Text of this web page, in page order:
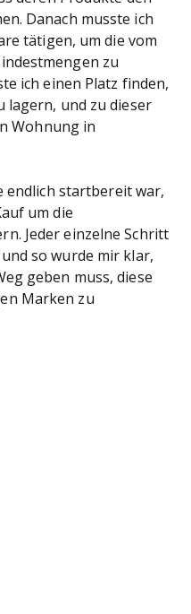
Danach musste ich
tätigen, um die vom
zu
ich einen Platz finden,
lagern, und zu dieser
Wohnung in
endlich startbereit war,
um die
Jeder einzelne Schritt
so wurde mir klar,
geben muss, diese
Marken zu